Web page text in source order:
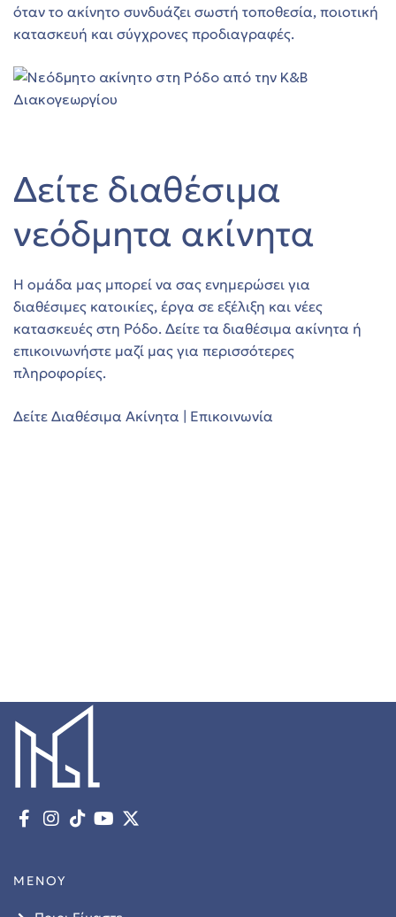
όταν το ακίνητο συνδυάζει σωστή τοποθεσία, ποιοτική
κατασκευή και σύγχρονες προδιαγραφές.
Δείτε διαθέσιμα
νεόδμητα ακίνητα
Η ομάδα μας μπορεί να σας ενημερώσει για
διαθέσιμες κατοικίες, έργα σε εξέλιξη και νέες
κατασκευές στη Ρόδο. Δείτε τα διαθέσιμα ακίνητα ή
επικοινωνήστε μαζί μας για περισσότερες
πληροφορίες.
Δείτε Διαθέσιμα Ακίνητα | Επικοινωνία
ΜΕΝΟΥ